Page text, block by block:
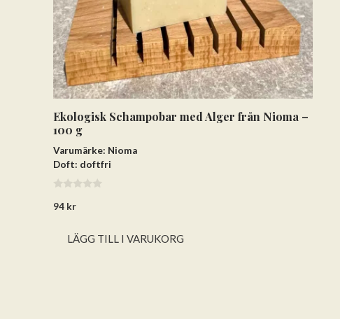
Ekologisk Schampobar med Alger från Nioma –
100 g
Varumärke: Nioma
Doft: doftfri
a
94 kr
LÄGG TILL I VARUKORG